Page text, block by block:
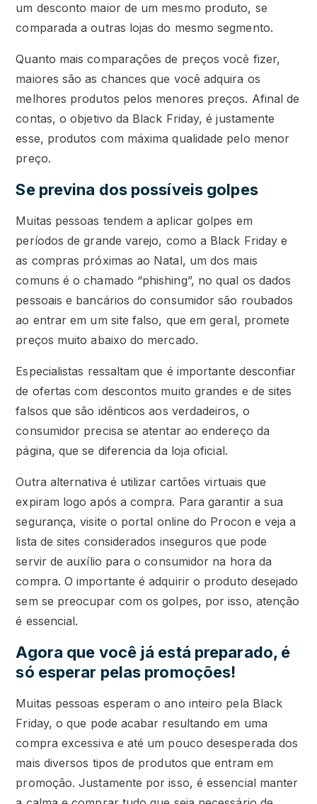
um desconto maior de um mesmo produto, se
comparada a outras lojas do mesmo segmento.
Quanto mais comparações de preços você fizer,
maiores são as chances que você adquira os
melhores produtos pelos menores preços. Afinal de
contas, o objetivo da Black Friday, é justamente
esse, produtos com máxima qualidade pelo menor
preço.
Se previna dos possíveis golpes
Muitas pessoas tendem a aplicar golpes em
períodos de grande varejo, como a Black Friday e
as compras próximas ao Natal, um dos mais
comuns é o chamado “phishing”, no qual os dados
pessoais e bancários do consumidor são roubados
ao entrar em um site falso, que em geral, promete
preços muito abaixo do mercado.
Especialistas ressaltam que é importante desconfiar
de ofertas com descontos muito grandes e de sites
falsos que são idênticos aos verdadeiros, o
consumidor precisa se atentar ao endereço da
página, que se diferencia da loja oficial.
Outra alternativa é utilizar cartões virtuais que
expiram logo após a compra. Para garantir a sua
segurança, visite o portal online do Procon e veja a
lista de sites considerados inseguros que pode
servir de auxílio para o consumidor na hora da
compra. O importante é adquirir o produto desejado
sem se preocupar com os golpes, por isso, atenção
é essencial.
Agora que você já está preparado, é
só esperar pelas promoções!
Muitas pessoas esperam o ano inteiro pela Black
Friday, o que pode acabar resultando em uma
compra excessiva e até um pouco desesperada dos
mais diversos tipos de produtos que entram em
promoção. Justamente por isso, é essencial manter